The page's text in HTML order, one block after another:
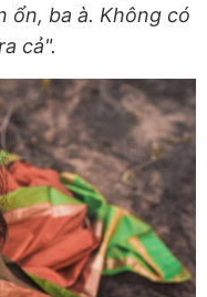
ổn, ba à. Không có
cả".